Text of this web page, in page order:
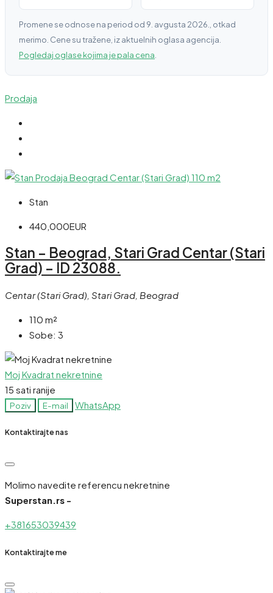
Promene se odnose na period od 9. avgusta 2026., otkad
merimo. Cene su tražene, iz aktuelnih oglasa agencija.
Pogledaj oglase kojima je pala cena.
Prodaja
Stan
440,000EUR
Stan – Beograd, Stari Grad Centar (Stari
Grad) – ID 23088.
Centar (Stari Grad), Stari Grad, Beograd
110 m²
Sobe: 3
Moj Kvadrat nekretnine
15 sati ranije
Poziv E-mail WhatsApp
Kontaktirajte nas
Molimo navedite referencu nekretnine
Superstan.rs -
+381653039439
Kontaktirajte me